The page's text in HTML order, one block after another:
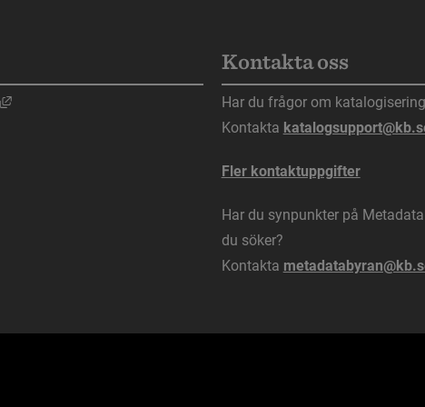
Länk till annan webbplats, öppnas i nytt fönster.
Kontakta oss
Har du frågor om
Kontakta
Fler kontaktuppgifter
Har du synpunkter på
du söker?
Kontakta